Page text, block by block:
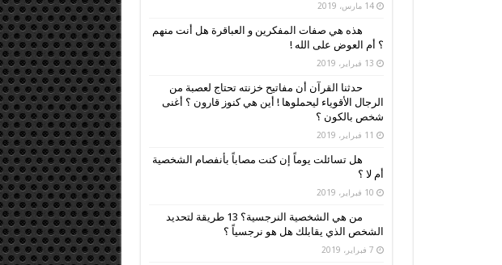
14 مارس، 2019
هذه هي صفات المفكرين و العباقرة هل أنت منهم
؟ أم العوض على الله !
13 فبراير، 2019
حدثنا القرآن أن مفاتيح خزنته تحتاج لعصبة من
الرجال الأقوياء ليحملوها ! أين هي كنوز قارون ؟ أغنى
شخص بالكون ؟
11 فبراير، 2019
هل تسائلت يوماً إن كنت مصاباً بأنفصام الشخصية
أم لا ؟
10 فبراير، 2019
من هي الشخصية النرجسية؟ 13 طريقة لتحديد
الشخص الذي يقابلك هل هو نرجسياً ؟
7 فبراير، 2019